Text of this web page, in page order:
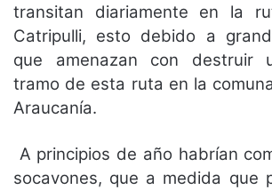
transitan diariamente en la
Catripulli, esto debido a
que amenazan con destruir
tramo de esta ruta en la
Araucanía.
A principios de año habrían
socavones, que a medida que